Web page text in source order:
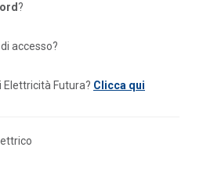
?
accesso?
Elettricità Futura? Clicca qui